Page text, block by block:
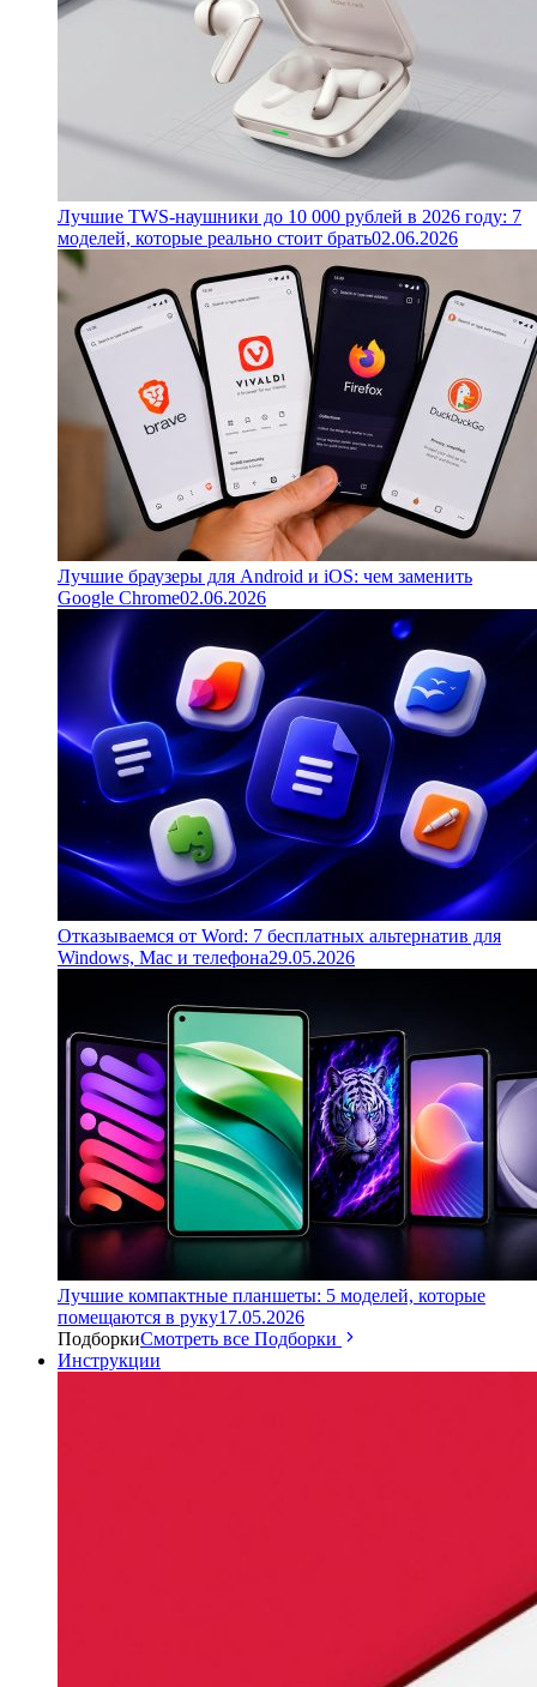
Лучшие TWS-наушники до 10 000 рублей в 2026 году: 7
моделей, которые реально стоит брать02.06.2026
Лучшие браузеры для Android и iOS: чем заменить
Google Chrome02.06.2026
Отказываемся от Word: 7 бесплатных альтернатив для
Windows, Mac и телефона29.05.2026
Лучшие компактные планшеты: 5 моделей, которые
помещаются в руку17.05.2026
ПодборкиСмотреть все Подборки
Инструкции